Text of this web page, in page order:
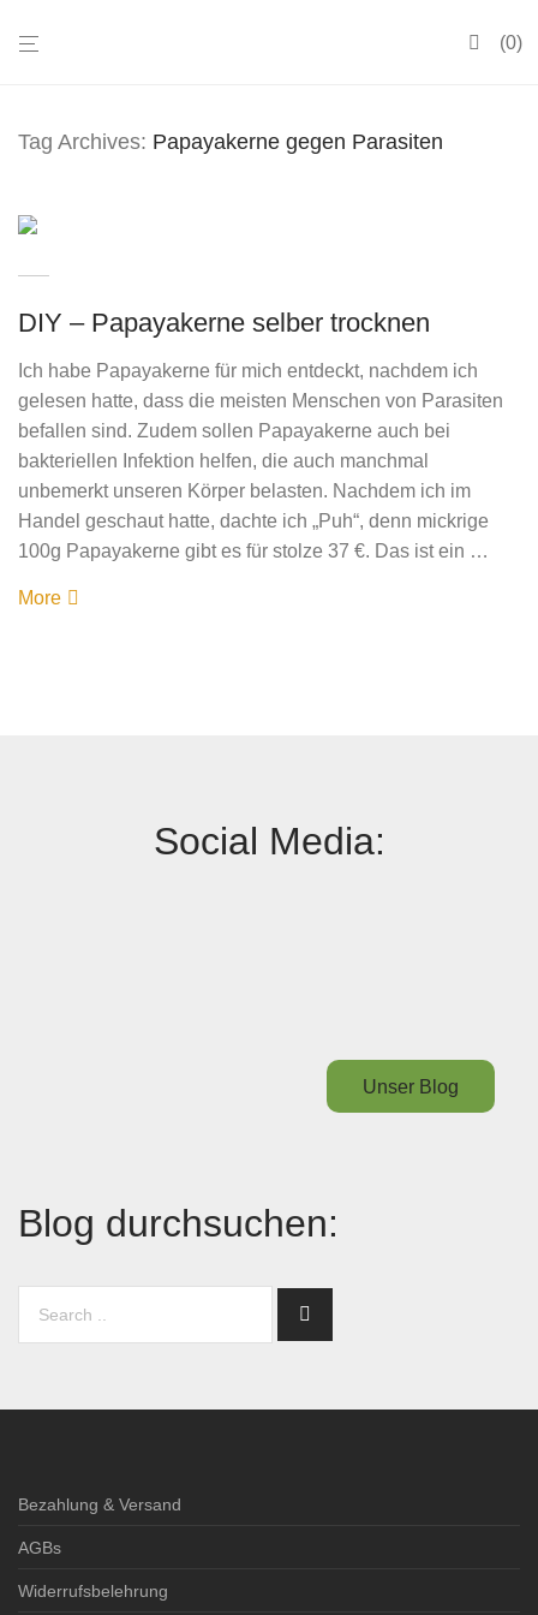
0
Tag Archives: Papayakerne gegen Parasiten
DIY – Papayakerne selber trocknen
Ich habe Papayakerne für mich entdeckt, nachdem ich
gelesen hatte, dass die meisten Menschen von Parasiten
befallen sind. Zudem sollen Papayakerne auch bei
bakteriellen Infektion helfen, die auch manchmal
unbemerkt unseren Körper belasten. Nachdem ich im
Handel geschaut hatte, dachte ich „Puh“, denn mickrige
100g Papayakerne gibt es für stolze 37 €. Das ist ein …
More
Social Media:
Unser Blog
Blog durchsuchen:
Bezahlung & Versand
AGBs
Widerrufsbelehrung